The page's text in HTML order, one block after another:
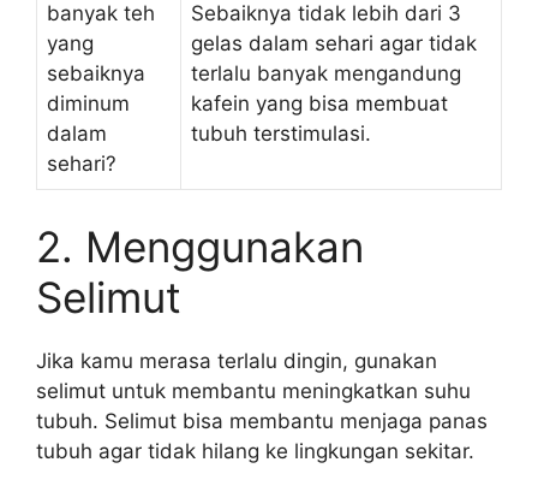
banyak teh
yang
sebaiknya
diminum
dalam
sehari?
Sebaiknya tidak lebih dari 3
gelas dalam sehari agar tidak
terlalu banyak mengandung
kafein yang bisa membuat
tubuh terstimulasi.
2. Menggunakan
Selimut
Jika kamu merasa terlalu dingin, gunakan
selimut untuk membantu meningkatkan suhu
tubuh. Selimut bisa membantu menjaga panas
tubuh agar tidak hilang ke lingkungan sekitar.